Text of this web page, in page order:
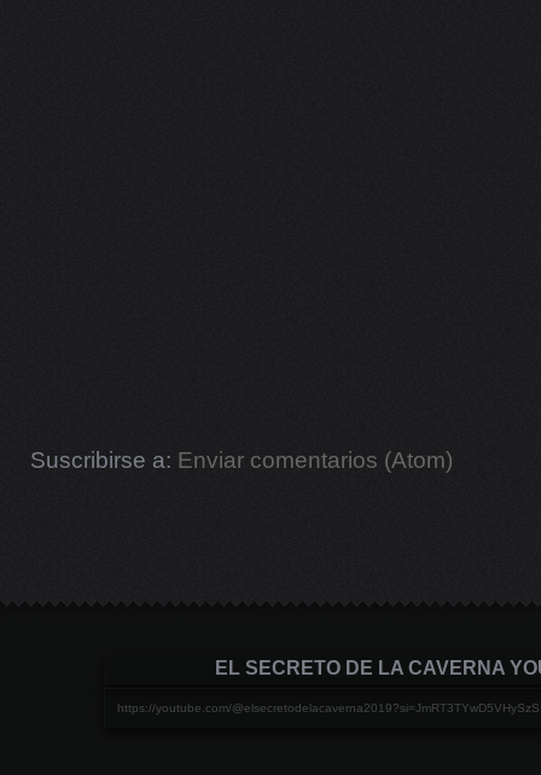
Suscribirse a: Enviar comentarios (Atom)
EL SECRETO DE LA CAVERNA
https://youtube.com/@elsecretodelacaverna2019?si=JmRT3TYwD5VHySzS